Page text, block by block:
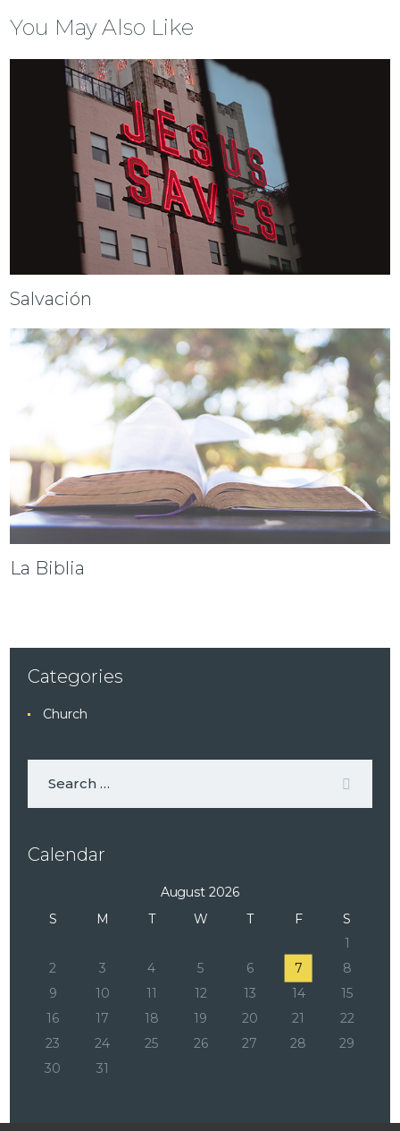
You May Also Like
Salvación
La Biblia
Categories
Church
Calendar
August 2026
S
M T W T F
S
1
2
3 4 5 6 7
8
9
10 11 12 13 14
15
16
17 18 19 20 21
22
23
24 25 26 27 28
29
30
31